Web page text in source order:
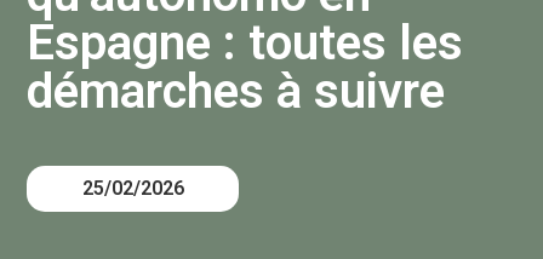
Espagne : toutes les
démarches à suivre
25/02/2026